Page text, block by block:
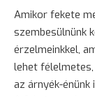
Amikor fekete
szembesülnünk
érzelmeinkkel,
lehet
az árnyék-